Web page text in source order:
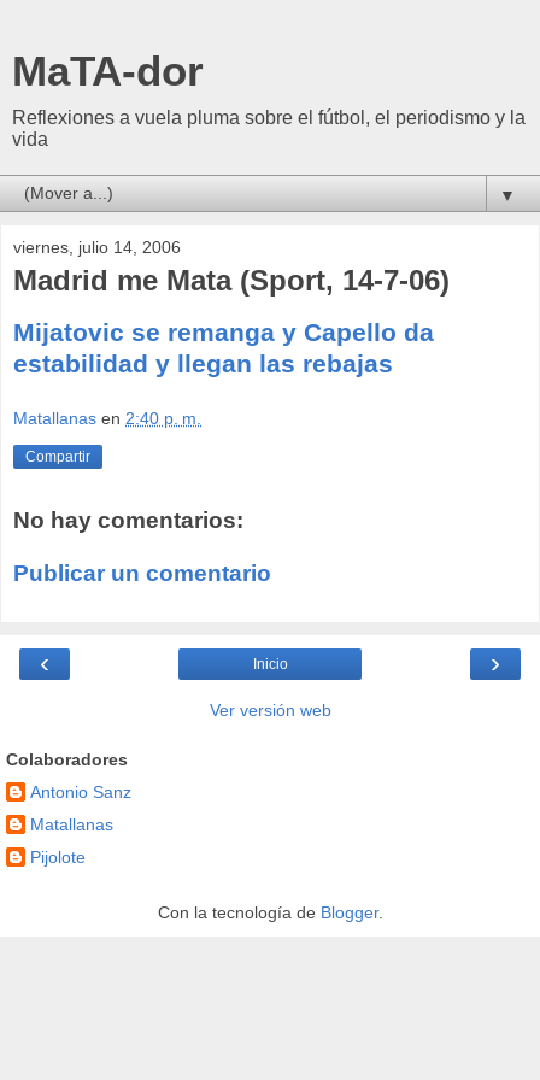
MaTA-dor
Reflexiones a vuela pluma sobre el fútbol, el periodismo y la
vida
▼
viernes, julio 14, 2006
Madrid me Mata (Sport, 14-7-06)
Mijatovic se remanga y Capello da
estabilidad y llegan las rebajas
Matallanas en 2:40 p. m.
Compartir
No hay comentarios:
Publicar un comentario
‹ ›
Inicio
Ver versión web
Colaboradores
Antonio Sanz
Matallanas
Pijolote
Con la tecnología de Blogger.